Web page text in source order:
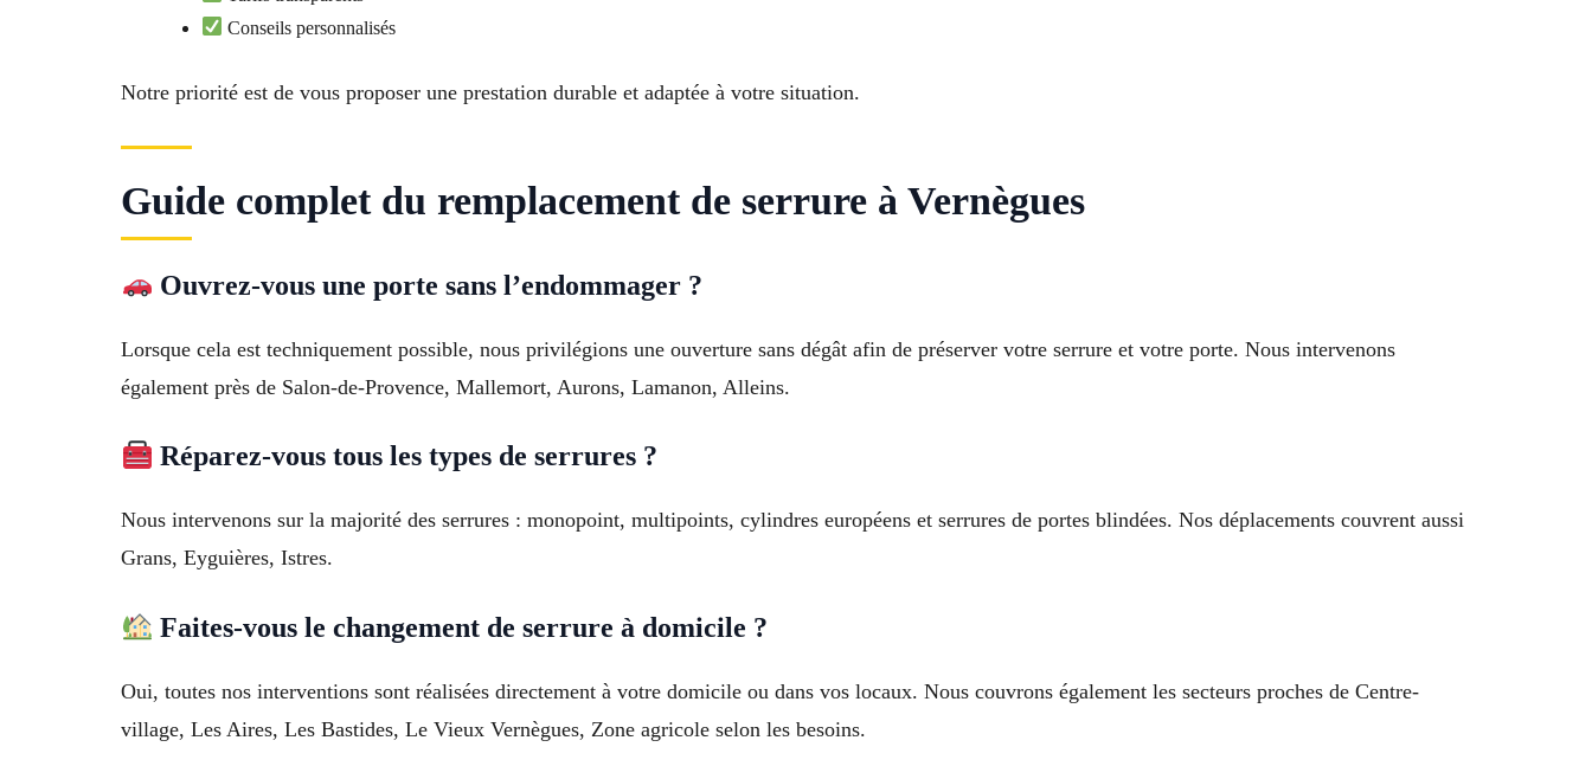
Conseils personnalisés
Notre priorité est de vous proposer une prestation durable et adaptée à votre situation.
Guide complet du remplacement de serrure à Vernègues
Ouvrez-vous une porte sans l’endommager ?
Lorsque cela est techniquement possible, nous privilégions une ouverture sans dégât afin de préserver votre serrure et votre porte. Nous intervenons
également près de Salon-de-Provence, Mallemort, Aurons, Lamanon, Alleins.
Réparez-vous tous les types de serrures ?
Nous intervenons sur la majorité des serrures : monopoint, multipoints, cylindres européens et serrures de portes blindées. Nos déplacements couvrent aussi
Grans, Eyguières, Istres.
Faites-vous le changement de serrure à domicile ?
Oui, toutes nos interventions sont réalisées directement à votre domicile ou dans vos locaux. Nous couvrons également les secteurs proches de Centre-
village, Les Aires, Les Bastides, Le Vieux Vernègues, Zone agricole selon les besoins.